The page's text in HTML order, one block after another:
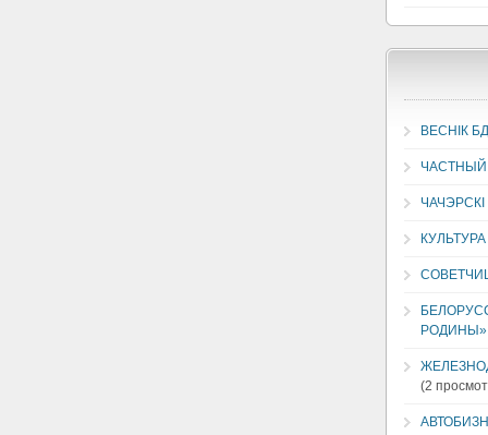
ВЕСНIК
ЧАСТНЫЙ
КУЛЬТУРА
РОДИНЫ»
(2